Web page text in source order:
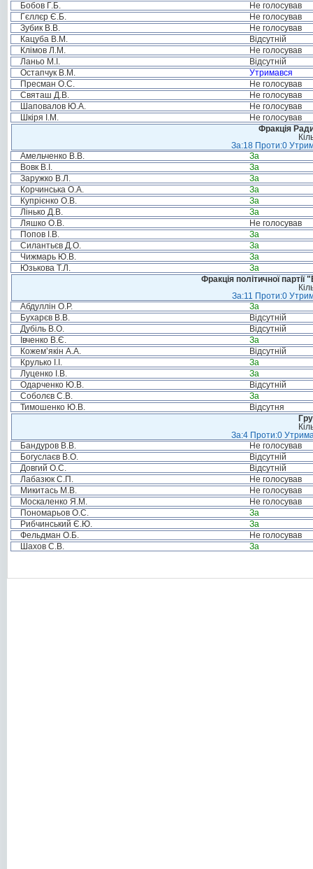
Бобов Г.Б.
Не голосував
Гєллєр Є.Б.
Не голосував
Зубик В.В.
Не голосував
Кацуба В.М.
Відсутній
Клімов Л.М.
Не голосував
Ланьо М.І.
Відсутній
Остапчук В.М.
Утримався
Пресман О.С.
Не голосував
Святаш Д.В.
Не голосував
Шаповалов Ю.А.
Не голосував
Шкіря І.М.
Не голосував
Фракція
За:18 Проти:0
Амельченко В.В.
За
Вовк В.І.
За
Заружко В.Л.
За
Корчинська О.А.
За
Купрієнко О.В.
За
Лінько Д.В.
За
Ляшко О.В.
Не голосував
Попов І.В.
За
Силантьєв Д.О.
За
Чижмарь Ю.В.
За
Юзькова Т.Л.
За
Фракція політичної
За:11 Проти:0
Абдуллін О.Р.
За
Бухарєв В.В.
Відсутній
Дубіль В.О.
Відсутній
Івченко В.Є.
За
Кожем’якін А.А.
Відсутній
Крулько І.І.
За
Луценко І.В.
За
Одарченко Ю.В.
Відсутній
Соболєв С.В.
За
Тимошенко Ю.В.
Відсутня
За:4 Проти:0
Бандуров В.В.
Не голосував
Богуслаєв В.О.
Відсутній
Довгий О.С.
Відсутній
Лабазюк С.П.
Не голосував
Микитась М.В.
Не голосував
Москаленко Я.М.
Не голосував
Пономарьов О.С.
За
Рибчинський Є.Ю.
За
Фельдман О.Б.
Не голосував
Шахов С.В.
За